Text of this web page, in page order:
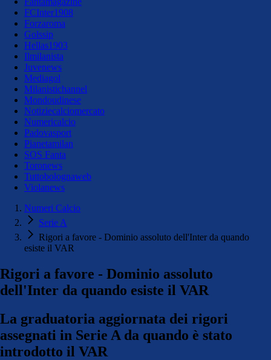
FCInter1908
Forzaroma
Golssip
Hellas1903
Ilmilanista
Juvenews
Mediagol
Milanistichannel
Mondoudinese
Notiziecalciomercato
Numericalcio
Padovasport
Pianetamilan
SOS Fanta
Toronews
Tuttobolognaweb
Violanews
Numeri Calcio
Serie A
Rigori a favore - Dominio assoluto dell'Inter da quando
esiste il VAR
Rigori a favore - Dominio assoluto
dell'Inter da quando esiste il VAR
La graduatoria aggiornata dei rigori
assegnati in Serie A da quando è stato
introdotto il VAR